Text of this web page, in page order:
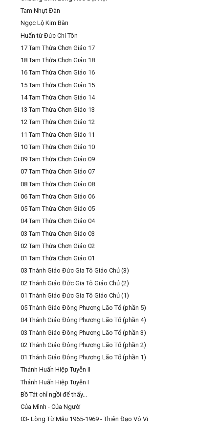
Tam Nhựt Đàn
Ngọc Lộ Kim Bàn
Huấn từ Đức Chí Tôn
17 Tam Thừa Chơn Giáo 17
18 Tam Thừa Chơn Giáo 18
16 Tam Thừa Chơn Giáo 16
15 Tam Thừa Chơn Giáo 15
14 Tam Thừa Chơn Giáo 14
13 Tam Thừa Chơn Giáo 13
12 Tam Thừa Chơn Giáo 12
11 Tam Thừa Chơn Giáo 11
10 Tam Thừa Chơn Giáo 10
09 Tam Thừa Chơn Giáo 09
07 Tam Thừa Chơn Giáo 07
08 Tam Thừa Chơn Giáo 08
06 Tam Thừa Chơn Giáo 06
05 Tam Thừa Chơn Giáo 05
04 Tam Thừa Chơn Giáo 04
03 Tam Thừa Chơn Giáo 03
02 Tam Thừa Chơn Giáo 02
01 Tam Thừa Chơn Giáo 01
03 Thánh Giáo Đức Gia Tô Giáo Chủ (3)
02 Thánh Giáo Đức Gia Tô Giáo Chủ (2)
01 Thánh Giáo Đức Gia Tô Giáo Chủ (1)
05 Thánh Giáo Đông Phương Lão Tổ (phần 5)
04 Thánh Giáo Đông Phương Lão Tổ (phần 4)
03 Thánh Giáo Đông Phương Lão Tổ (phần 3)
02 Thánh Giáo Đông Phương Lão Tổ (phần 2)
01 Thánh Giáo Đông Phương Lão Tổ (phần 1)
Thánh Huấn Hiệp Tuyễn II
Thánh Huấn Hiệp Tuyễn I
Bồ Tát chỉ ngồi để thấy...
Của Mình - Của Người
03- Lòng Từ Mẫu 1965-1969 - Thiên Đạo Vô Vi